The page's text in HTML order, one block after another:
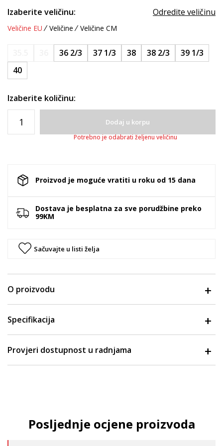
Izaberite veličinu: Odredite veličinu
Veličine EU Veličine Veličine CM
36 2/3 37 1/3 38 38 2/3
39 1/3
40
Izaberite količinu:
Dodaj u korpu
Potrebno je odabrati željenu veličinu
Proizvod je moguće vratiti u roku od 15 dana
Dostava je besplatna za sve porudžbine preko
99KM
Sačuvajte u listi želja
O proizvodu
Specifikacija
Provjeri dostupnost u radnjama
Posljednje ocjene proizvoda